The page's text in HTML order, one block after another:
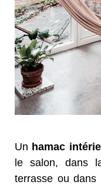
Un hamac
le salon, dans
terrasse ou